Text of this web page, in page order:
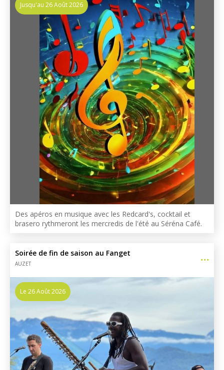
Jusqu'au 26 Août 2026
Des apéros en musique avec les Redcard's, cocktail et
brasero rythmeront les mercredis de l'été au Séréna Café.
Soirée de fin de saison au Fanget
AUZET
Le 26 Août 2026